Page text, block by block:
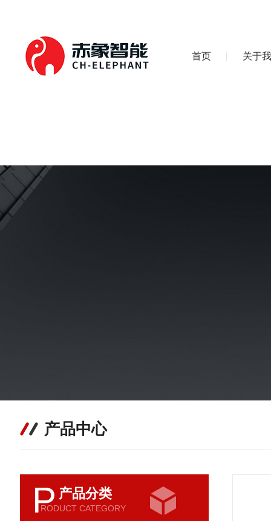
首页 关于
产品中心
P 产品分类
RODUCT CATEGORY